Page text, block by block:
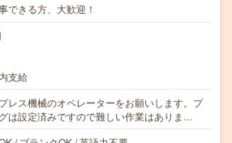
できる方、大歓迎！
支給
レス機械のオペレーターをお願いします。プ
は設定済みですので難しい作業はありま…